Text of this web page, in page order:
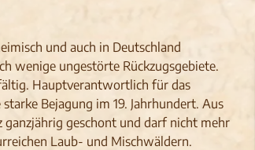
und auch in Deutschland
wenige ungestörte Rückzugsgebiete.
Hauptverantwortlich für das
Bejagung im 19. Jahrhundert. Aus
ganzjährig geschont und darf nicht mehr
Laub- und Mischwäldern.